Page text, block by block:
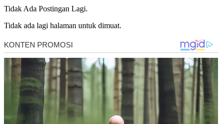
Tidak Ada Postingan Lagi.
Tidak ada lagi halaman untuk dimuat.